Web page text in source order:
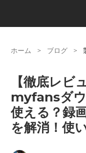
ホーム > ブログ >
【徹底レビ
myfansダウ
使える？録
を解消！使